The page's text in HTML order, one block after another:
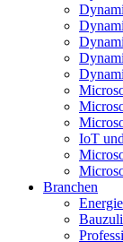
IoT
Branchen